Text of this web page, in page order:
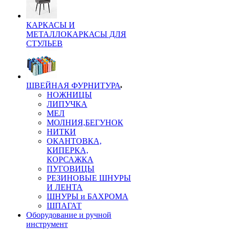
КАРКАСЫ И
МЕТАЛЛОКАРКАСЫ ДЛЯ
СТУЛЬЕВ
ШВЕЙНАЯ ФУРНИТУРА
НОЖНИЦЫ
ЛИПУЧКА
МЕЛ
МОЛНИЯ,БЕГУНОК
НИТКИ
ОКАНТОВКА,
КИПЕРКА,
КОРСАЖКА
ПУГОВИЦЫ
РЕЗИНОВЫЕ ШНУРЫ
И ЛЕНТА
ШНУРЫ и БАХРОМА
ШПАГАТ
Оборудование и ручной
инструмент